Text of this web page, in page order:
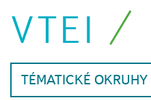
VTEI
TÉMATICKÉ OKRUHY